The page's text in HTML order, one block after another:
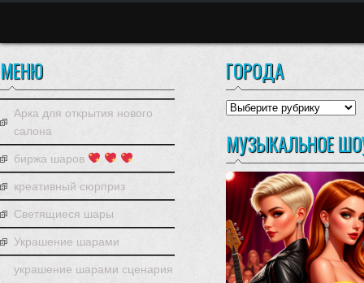
МЕНЮ
Арка для открытия нового
салона
биржа шаров
креативный сюрприз
Светящиеся шары
Украшение шарами
украшение шарами сценария
ГОРОДА
города
МУЗЫКАЛЬНОЕ